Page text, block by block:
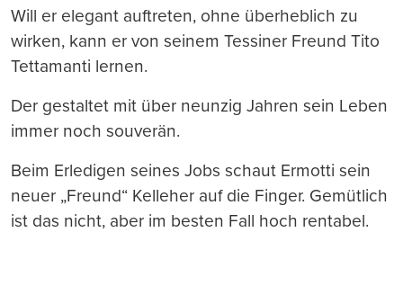
Will er elegant auftreten, ohne überheblich zu
wirken, kann er von seinem Tessiner Freund Tito
Tettamanti lernen.
Der gestaltet mit über neunzig Jahren sein Leben
immer noch souverän.
Beim Erledigen seines Jobs schaut Ermotti sein
neuer „Freund“ Kelleher auf die Finger. Gemütlich
ist das nicht, aber im besten Fall hoch rentabel.